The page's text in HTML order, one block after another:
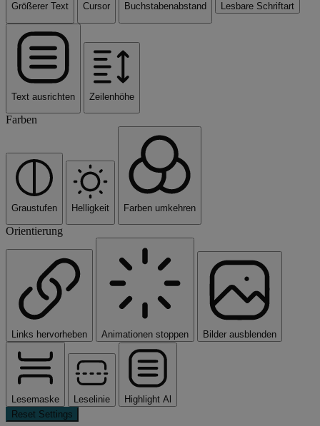
Größerer Text Cursor Buchstabenabstand Lesbare Schriftart
Text ausrichten Zeilenhöhe
Farben
Graustufen Helligkeit Farben umkehren
Orientierung
Links hervorheben Animationen stoppen Bilder ausblenden
Lesemaske Leselinie
Highlight Al
Reset Settings